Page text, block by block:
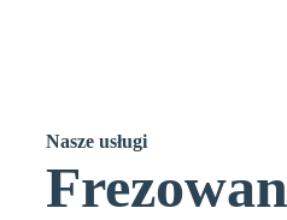
Nasze usługi